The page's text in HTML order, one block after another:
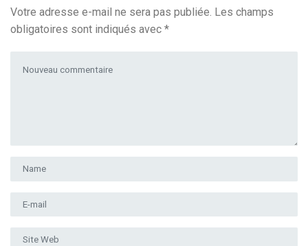
Votre adresse e-mail ne sera pas publiée. Les champs
obligatoires sont indiqués avec *
Prénom et nom
Adresse e-mail
Site Web